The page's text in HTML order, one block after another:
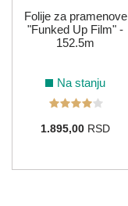
Folije za pramenove
"Funked Up Film" -
152.5m
Na stanju
1.895,00RSD